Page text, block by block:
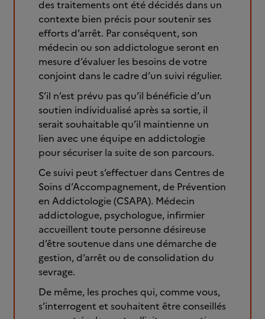
des traitements ont été décidés dans un
contexte bien précis pour soutenir ses
efforts d’arrêt. Par conséquent, son
médecin ou son addictologue seront en
mesure d’évaluer les besoins de votre
conjoint dans le cadre d’un suivi régulier.
S’il n’est prévu pas qu’il bénéficie d’un
soutien individualisé après sa sortie, il
serait souhaitable qu’il maintienne un
lien avec une équipe en addictologie
pour sécuriser la suite de son parcours.
Ce suivi peut s’effectuer dans Centres de
Soins d’Accompagnement, de Prévention
en Addictologie (CSAPA). Médecin
addictologue, psychologue, infirmier
accueillent toute personne désireuse
d’être soutenue dans une démarche de
gestion, d’arrêt ou de consolidation du
sevrage.
De même, les proches qui, comme vous,
s’interrogent et souhaitent être conseillés